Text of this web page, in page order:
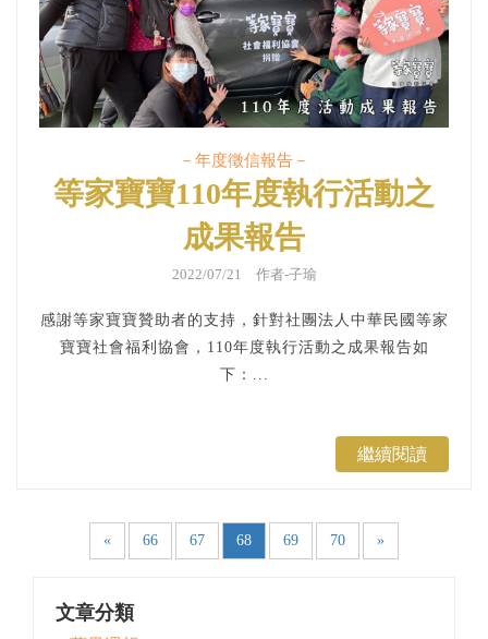
－年度徵信報告－
等家寶寶110年度執行活動之
成果報告
2022/07/21 作者-子瑜
感謝等家寶寶贊助者的支持，針對社團法人中華民國等家
寶寶社會福利協會，110年度執行活動之成果報告如
下：...
繼續閱讀
« 66 67 68 69 70 »
文章分類